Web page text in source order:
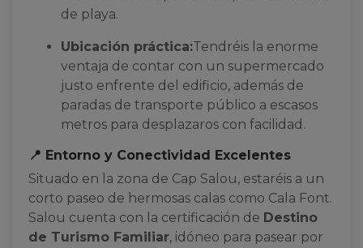
de playa.
Ubicación práctica:Tendréis la enorme
ventaja de contar con un supermercado
justo enfrente del edificio, además de
paradas de transporte público a escasos
metros para desplazaros con facilidad.
📍 Entorno y Conectividad Excelentes
Situado en la zona de Cap Salou, estaréis a un
corto paseo de hermosas calas como Cala Font.
Salou cuenta con la certificación de Destino
de Turismo Familiar, idóneo para pasear por